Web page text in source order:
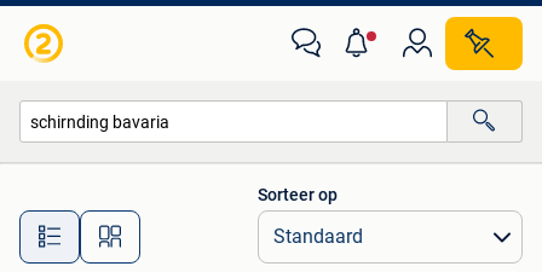
Alle afstanden…
Sorteer op